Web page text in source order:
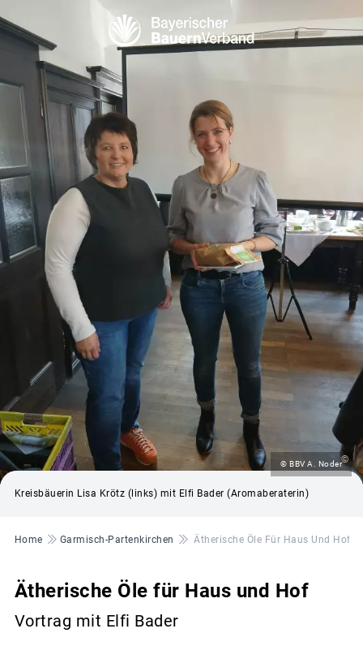
© BBV A. Noder©
Kreisbäuerin Lisa Krötz (links) mit Elfi Bader (Aromaberaterin)
Pfadnavigation
Home Garmisch-Partenkirchen Ätherische Öle Für Haus Und Hof
Ätherische Öle für Haus und Hof
Vortrag mit Elfi Bader